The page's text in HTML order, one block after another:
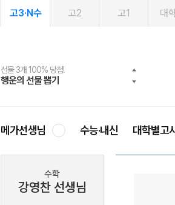
고3·N수 고2 고1 대
선물 3개 100% 당첨!
행운의 선물 뽑기
선물 100% 증정!
메가스터디 X 올리브
여름방학 스터디 캐시백
메가런 썸머스쿨
2027 러셀 단과
강사 공개선발
스마트러닝앱
설문 EVENT
메가패스
3일 무료 체험권
메가패스 수강생 무료혜택!
메가클럽 멤버십
사회공헌 캠페인
희망이룸 메가나눔
메가선생님 수능·내신 대학별고
수학
강영찬 선생님